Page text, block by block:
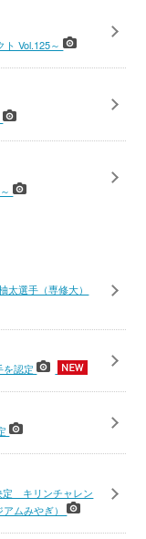
ト Vol.125～
～
選手（専修大）
を認定
定 キリンチャレン
アムみやぎ）